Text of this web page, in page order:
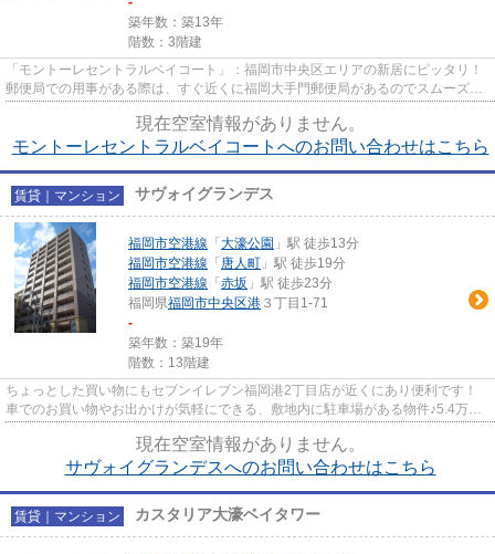
築年数：築13年
階数：3階建
「モントーレセントラルベイコート」：福岡市中央区エリアの新居にピッタリ！
郵便局での用事がある際は、すぐ近くに福岡大手門郵便局があるのでスムーズに
済ませられます！3口コンロで...
現在空室情報がありません。
モントーレセントラルベイコートへのお問い合わせはこちら
賃貸｜マンション サヴォイグランデス
福岡市空港線 「大濠公園 」駅 徒歩13分
福岡市空港線 「唐人町 」駅 徒歩19分
福岡市空港線 「赤坂 」駅 徒歩23分
福岡県福岡市中央区港 ３丁目1-71
-
築年数：築19年
階数：13階建
ちょっとした買い物にもセブンイレブン福岡港2丁目店が近くにあり便利です！
車でのお買い物やお出かけが気軽にできる、敷地内に駐車場がある物件♪5.4万円
の物件で賃料と生活費のバラン...
現在空室情報がありません。
サヴォイグランデスへのお問い合わせはこちら
賃貸｜マンション カスタリア大濠ベイタワー